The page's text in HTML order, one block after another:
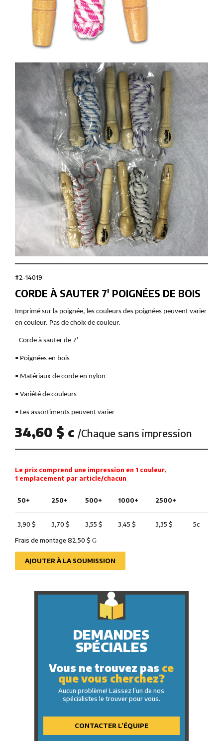
#2-14019
CORDE À SAUTER 7' POIGNÉES DE BOIS
Imprimé sur la poignée, les couleurs des poignées peuvent varier
en couleur. Pas de choix de couleur.
- Corde à sauter de 7'
• Poignées en bois
• Matériaux de corde en nylon
• Variété de couleurs
• Les assortiments peuvent varier
34,60 $ c /Chaque sans impression
Le prix comprend une impression en 1 couleur,
1 emplacement par article/chacun
50+ 250+ 500+ 1000+ 2500+
3,90 $ 3,70 $ 3,55 $ 3,45 $ 3,35 $
5c
Frais de montage 82,50 $ G
AJOUTER À LA SOUMISSION
DEMANDES
SPÉCIALES
Vous ne trouvez pas ce
que vous cherchez?
Aucun problème! Laissez l’un de nos
spécialistes le trouver pour vous.
CONTACTER L’ÉQUIPE